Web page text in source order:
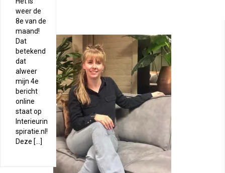
weer de
8e van de
maand!
Dat
betekend
dat
alweer
mijn 4e
bericht
online
staat op
Interieurin
spiratie.nl!
Deze […]